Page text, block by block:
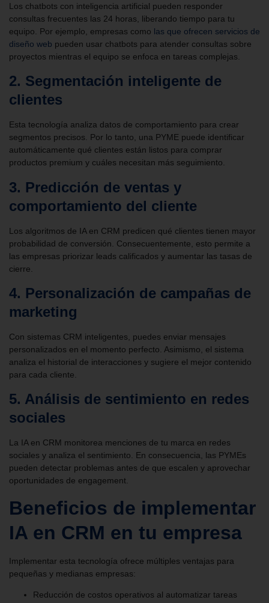
Los chatbots con inteligencia artificial pueden responder
consultas frecuentes las 24 horas, liberando tiempo para tu
equipo. Por ejemplo, empresas como las que ofrecen servicios de
diseño web pueden usar chatbots para atender consultas sobre
proyectos mientras el equipo se enfoca en tareas complejas.
2. Segmentación inteligente de
clientes
Esta tecnología analiza datos de comportamiento para crear
segmentos precisos. Por lo tanto, una PYME puede identificar
automáticamente qué clientes están listos para comprar
productos premium y cuáles necesitan más seguimiento.
3. Predicción de ventas y
comportamiento del cliente
Los algoritmos de IA en CRM predicen qué clientes tienen mayor
probabilidad de conversión. Consecuentemente, esto permite a
las empresas priorizar leads calificados y aumentar las tasas de
cierre.
4. Personalización de campañas de
marketing
Con sistemas CRM inteligentes, puedes enviar mensajes
personalizados en el momento perfecto. Asimismo, el sistema
analiza el historial de interacciones y sugiere el mejor contenido
para cada cliente.
5. Análisis de sentimiento en redes
sociales
La IA en CRM monitorea menciones de tu marca en redes
sociales y analiza el sentimiento. En consecuencia, las PYMEs
pueden detectar problemas antes de que escalen y aprovechar
oportunidades de engagement.
Beneficios de implementar
IA en CRM en tu empresa
Implementar esta tecnología ofrece múltiples ventajas para
pequeñas y medianas empresas:
Reducción de costos operativos al automatizar tareas